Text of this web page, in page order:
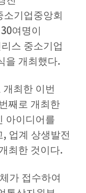
소기업중앙회
30여명이
스 중소기업
을 개최했다.
최한 이번
째로 개최한
아이디어를
, 업계 상생발전
최한 것이다.
가 접수하여